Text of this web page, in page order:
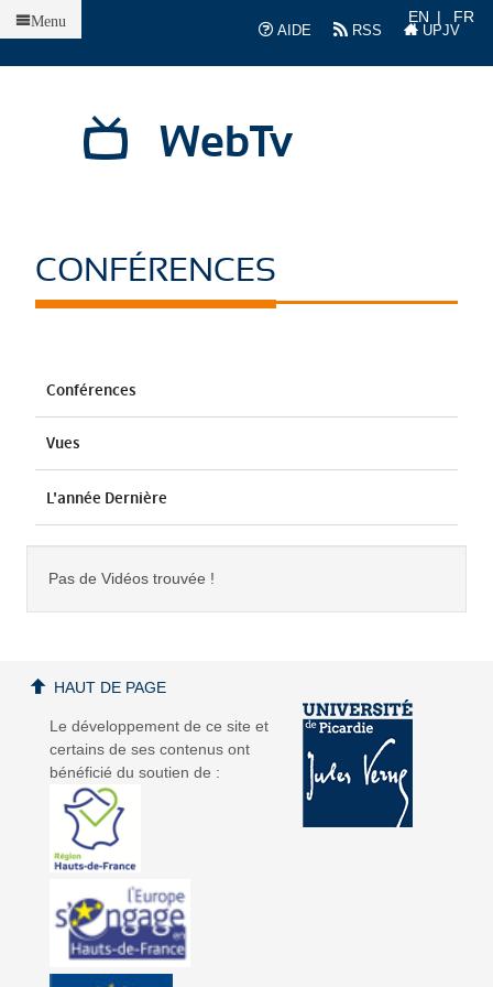
AIDE
RSS UPJV
EN FR
WebTv
Menu
CONFÉRENCES
Conférences
Vues
L'année Dernière
Pas de Vidéos trouvée !
Le développement de ce site et
certains de ses contenus ont
bénéficié du soutien de :
HAUT DE PAGE